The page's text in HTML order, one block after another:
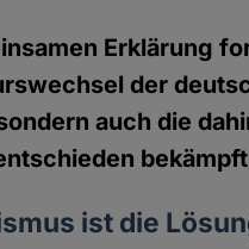
Erklärung
der
auch die
ist die